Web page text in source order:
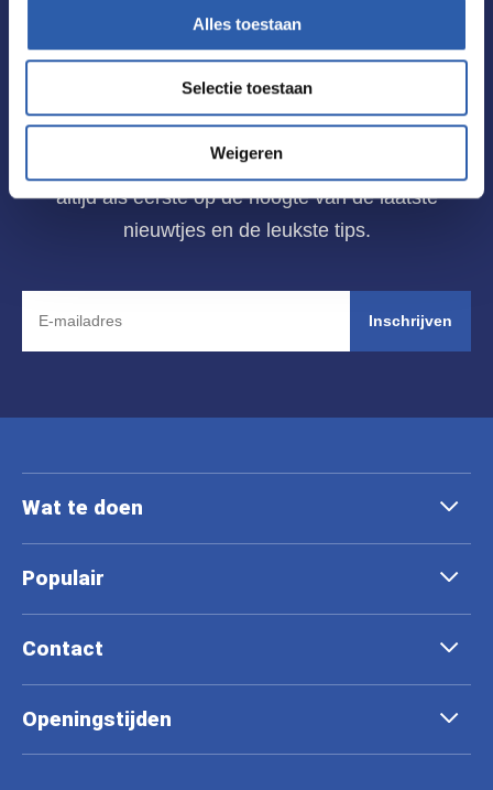
Alles toestaan
Selectie toestaan
Weigeren
De allerleukste tips voor uitjes in
Hengelo ontvangen?
Schrijf je dan nu in voor de nieuwsbrief! Zo ben jij
altijd als eerste op de hoogte van de laatste
nieuwtjes en de leukste tips.
Inschrijven
Wat te doen
Populair
Contact
Openingstijden